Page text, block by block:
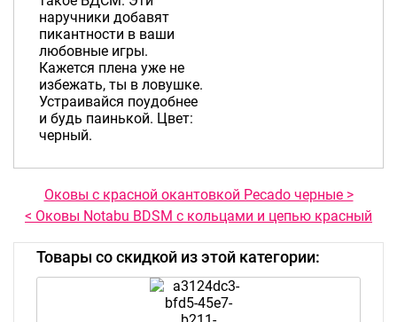
наручники добавят
пикантности в ваши
любовные игры.
Кажется плена уже не
избежать, ты в ловушке.
Устраивайся поудобнее
и будь паинькой. Цвет:
черный.
Оковы с красной окантовкой Pecado черные >
< Оковы Notabu BDSM с кольцами и цепью красный
Товары со скидкой из этой категории: